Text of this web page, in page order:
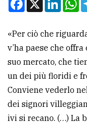
tua
CERCA
comune
«Per ciò che
v’ha paese che
suo mercato, che
un dei più floridi e
Conviene vederlo
dei signori
ivi si recano. (…) La